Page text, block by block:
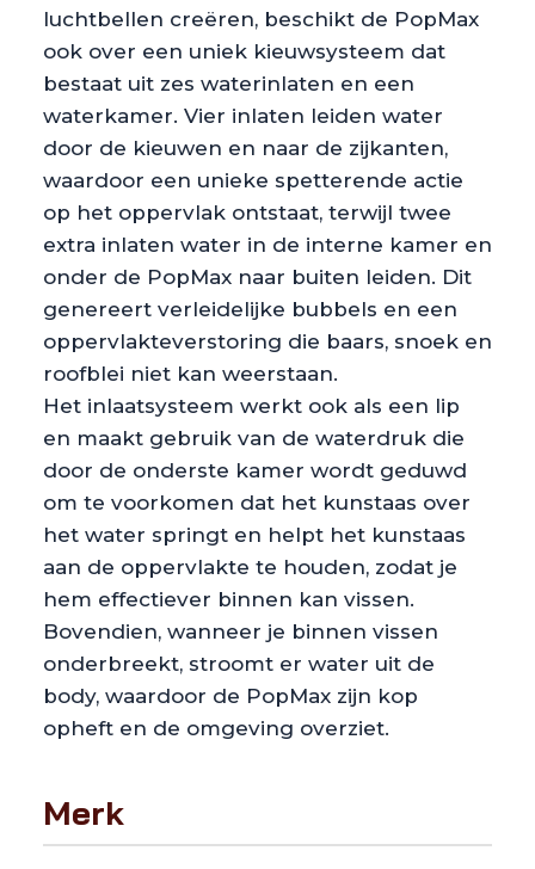
luchtbellen creëren, beschikt de PopMax
ook over een uniek kieuwsysteem dat
bestaat uit zes waterinlaten en een
waterkamer. Vier inlaten leiden water
door de kieuwen en naar de zijkanten,
waardoor een unieke spetterende actie
op het oppervlak ontstaat, terwijl twee
extra inlaten water in de interne kamer en
onder de PopMax naar buiten leiden. Dit
genereert verleidelijke bubbels en een
oppervlakteverstoring die baars, snoek en
roofblei niet kan weerstaan.
Het inlaatsysteem werkt ook als een lip
en maakt gebruik van de waterdruk die
door de onderste kamer wordt geduwd
om te voorkomen dat het kunstaas over
het water springt en helpt het kunstaas
aan de oppervlakte te houden, zodat je
hem effectiever binnen kan vissen.
Bovendien, wanneer je binnen vissen
onderbreekt, stroomt er water uit de
body, waardoor de PopMax zijn kop
opheft en de omgeving overziet.
Merk